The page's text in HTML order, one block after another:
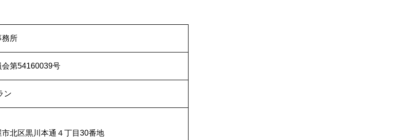
務所
第54160039号
ン
北区黒川本通４丁目30番地